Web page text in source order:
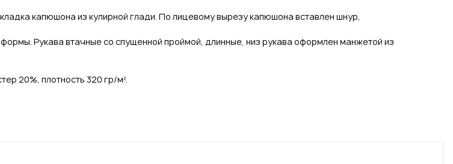
капюшона из кулирной глади. По лицевому вырезу капюшона вставлен шнур,
Рукава втачные со спущенной проймой, длинные, низ рукава оформлен манжетой из
20%, плотность 320 гр/м².